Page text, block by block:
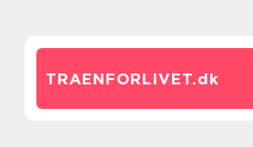
TRAENFORLIVET.dk